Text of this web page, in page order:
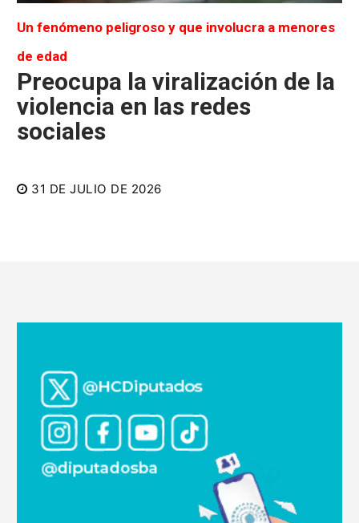
Un fenómeno peligroso y que involucra a menores
de edad
Preocupa la viralización de la
violencia en las redes
sociales
31 DE JULIO DE 2026